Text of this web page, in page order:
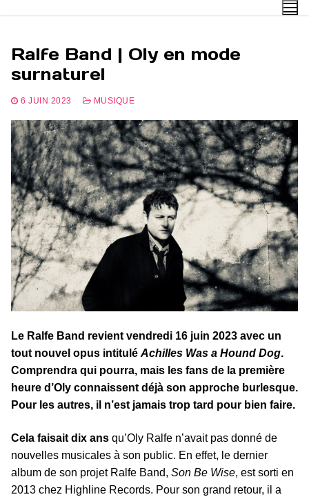
Ralfe Band | Oly en mode
surnaturel
6 JUIN 2023 MUSIQUE
Le Ralfe Band revient vendredi 16 juin 2023 avec un
tout nouvel opus intitulé Achilles Was a Hound Dog.
Comprendra qui pourra, mais les fans de la première
heure d’Oly connaissent déjà son approche burlesque.
Pour les autres, il n’est jamais trop tard pour bien faire.
Cela faisait dix ans qu’Oly Ralfe n’avait pas donné de
nouvelles musicales à son public. En effet, le dernier
album de son projet Ralfe Band, Son Be Wise, est sorti en
2013 chez Highline Records. Pour son grand retour, il a